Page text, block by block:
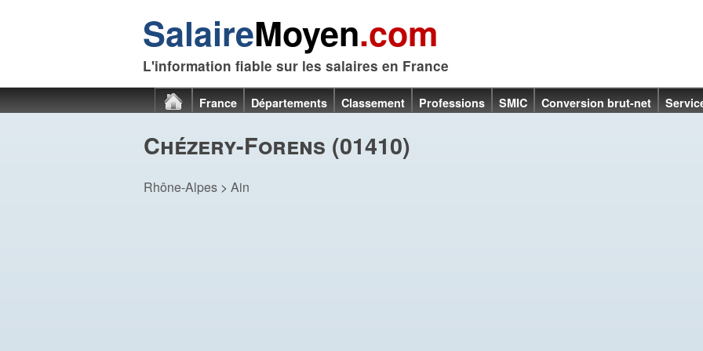
SalaireMoyen.com
L'information fiable sur les salaires en France
France Départements Classement Professions SMIC Conversion brut-net
Chézery-Forens (01410)
Rhône-Alpes > Ain